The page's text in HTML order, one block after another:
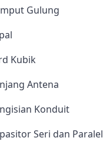
Gulung
Kubik
Antena
Konduit
Seri dan Paralel